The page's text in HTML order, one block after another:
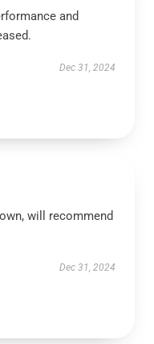
and
Dec 31, 2024
will recommend
Dec 31, 2024